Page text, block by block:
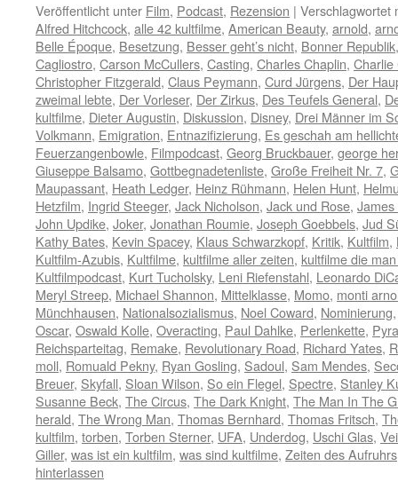
Veröffentlicht unter Film, Podcast, Rezension | Verschlagwortet
Alfred Hitchcock, alle 42 kultfilme, American Beauty, arnold,
Belle Époque, Besetzung, Besser geht’s nicht, Bonner Republik
Cagliostro, Carson McCullers, Casting, Charles Chaplin, Charlie
Christopher Fitzgerald, Claus Peymann, Curd Jürgens, Der
zweimal lebte, Der Vorleser, Der Zirkus, Des Teufels General,
kultfilme, Dieter Augustin, Diskussion, Disney, Drei Männer im
Volkmann, Emigration, Entnazifizierung, Es geschah am
Feuerzangenbowle, Filmpodcast, Georg Bruckbauer, george
Giuseppe Balsamo, Gottbegnadetenliste, Große Freiheit Nr. 7,
Maupassant, Heath Ledger, Heinz Rühmann, Helen Hunt,
Hetzfilm, Ingrid Steeger, Jack Nicholson, Jack und Rose,
John Updike, Joker, Jonathan Roumie, Joseph Goebbels, Jud
Kathy Bates, Kevin Spacey, Klaus Schwarzkopf, Kritik, Kultfilm,
Kultfilm-Azubis, Kultfilme, kultfilme aller zeiten, kultfilme die
Kultfilmpodcast, Kurt Tucholsky, Leni Riefenstahl, Leonardo
Meryl Streep, Michael Shannon, Mittelklasse, Momo, monti
Münchhausen, Nationalsozialismus, Noel Coward, Nominierung
Oscar, Oswald Kolle, Overacting, Paul Dahlke, Perlenkette,
Reichsparteitag, Remake, Revolutionary Road, Richard Yates,
moll, Romuald Pekny, Ryan Gosling, Sadoul, Sam Mendes,
Breuer, Skyfall, Sloan Wilson, So ein Flegel, Spectre, Stanley
Susanne Beck, The Circus, The Dark Knight, The Man In The
herald, The Wrong Man, Thomas Bernhard, Thomas Fritsch,
kultfilm, torben, Torben Sterner, UFA, Underdog, Uschi Glas,
Giller, was ist ein kultfilm, was sind kultfilme, Zeiten des Aufruhrs
hinterlassen